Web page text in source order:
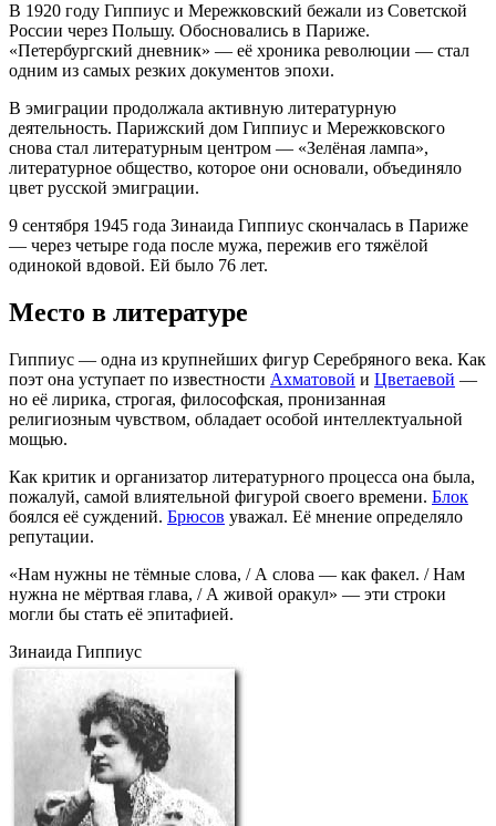
В 1920 году Гиппиус и Мережковский бежали из Советской
России через Польшу. Обосновались в Париже.
«Петербургский дневник» — её хроника революции — стал
одним из самых резких документов эпохи.
В эмиграции продолжала активную литературную
деятельность. Парижский дом Гиппиус и Мережковского
снова стал литературным центром — «Зелёная лампа»,
литературное общество, которое они основали, объединяло
цвет русской эмиграции.
9 сентября 1945 года Зинаида Гиппиус скончалась в Париже
— через четыре года после мужа, пережив его тяжёлой
одинокой вдовой. Ей было 76 лет.
Место в литературе
Гиппиус — одна из крупнейших фигур Серебряного века. Как
поэт она уступает по известности Ахматовой и Цветаевой —
но её лирика, строгая, философская, пронизанная
религиозным чувством, обладает особой интеллектуальной
мощью.
Как критик и организатор литературного процесса она была,
пожалуй, самой влиятельной фигурой своего времени. Блок
боялся её суждений. Брюсов уважал. Её мнение определяло
репутации.
«Нам нужны не тёмные слова, / А слова — как факел. / Нам
нужна не мёртвая глава, / А живой оракул» — эти строки
могли бы стать её эпитафией.
Зинаида Гиппиус